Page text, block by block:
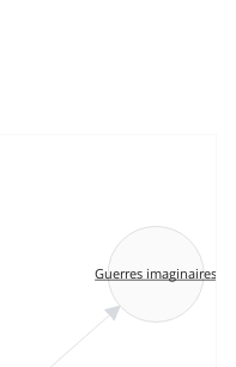
Guerres imaginaires